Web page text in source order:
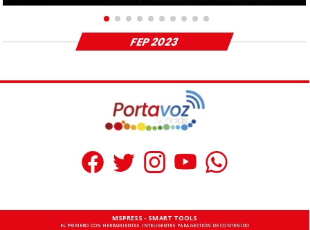
FEP 2023
MSPRESS - SMART TOOLS
EL PRIMERO CON HERRAMIENTAS INTELIGENTES PARA GESTIÓN DE CONTENIDO